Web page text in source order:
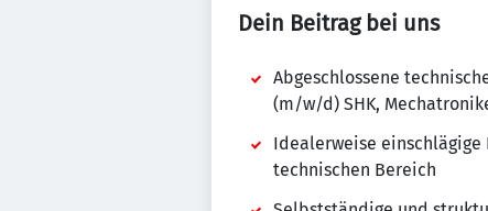
Dein Beitrag bei uns
Abgeschlossene
(m/w/d) SHK,
Idealerweise
technischen Bereich